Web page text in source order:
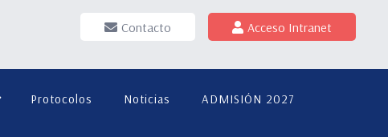
Contacto Acceso Intranet
Protocolos Noticias ADMISIÓN 2027